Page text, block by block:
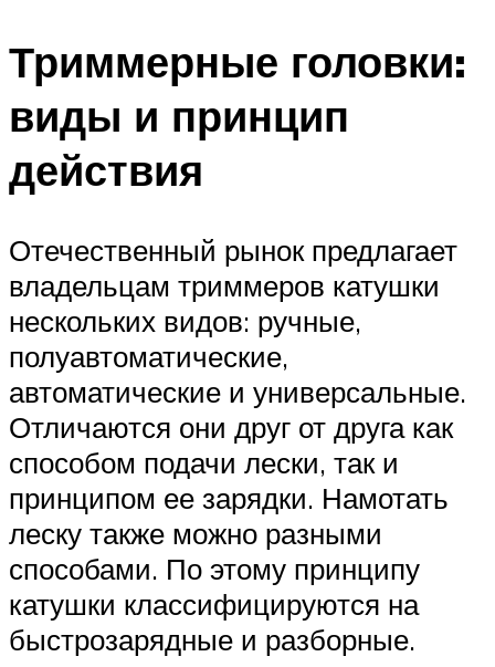
Триммерные головки:
виды и принцип
действия
Отечественный рынок предлагает
владельцам триммеров катушки
нескольких видов: ручные,
полуавтоматические,
автоматические и универсальные.
Отличаются они друг от друга как
способом подачи лески, так и
принципом ее зарядки. Намотать
леску также можно разными
способами. По этому принципу
катушки классифицируются на
быстрозарядные и разборные.